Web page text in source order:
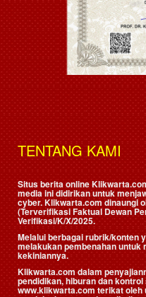
TENTANG KAMI
Situs berita online
media ini didirikan untuk
cyber. Klikwarta.com dinaungi
(Terverifikasi Faktual Dewan
Verifikasi/K/X/2025.
Melalui berbagai rubrik/konten
melakukan pembenahan untuk
kekiniannya.
Klikwarta.com dalam
pendidikan, hiburan dan
www.klikwarta.com terikat oleh